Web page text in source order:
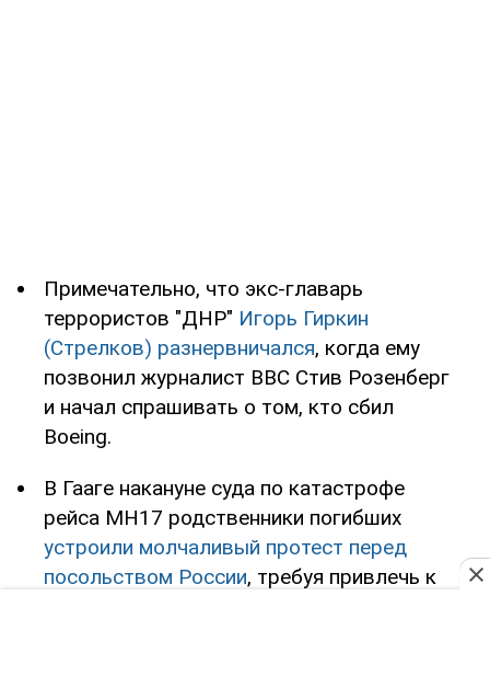
Примечательно, что экс-главарь
террористов "ДНР" Игорь Гиркин
(Стрелков) разнервничался, когда ему
позвонил журналист ВВС Стив Розенберг
и начал спрашивать о том, кто сбил
Boeing.
В Гааге накануне суда по катастрофе
рейса МН17 родственники погибших
устроили молчаливый протест перед
посольством России, требуя привлечь к